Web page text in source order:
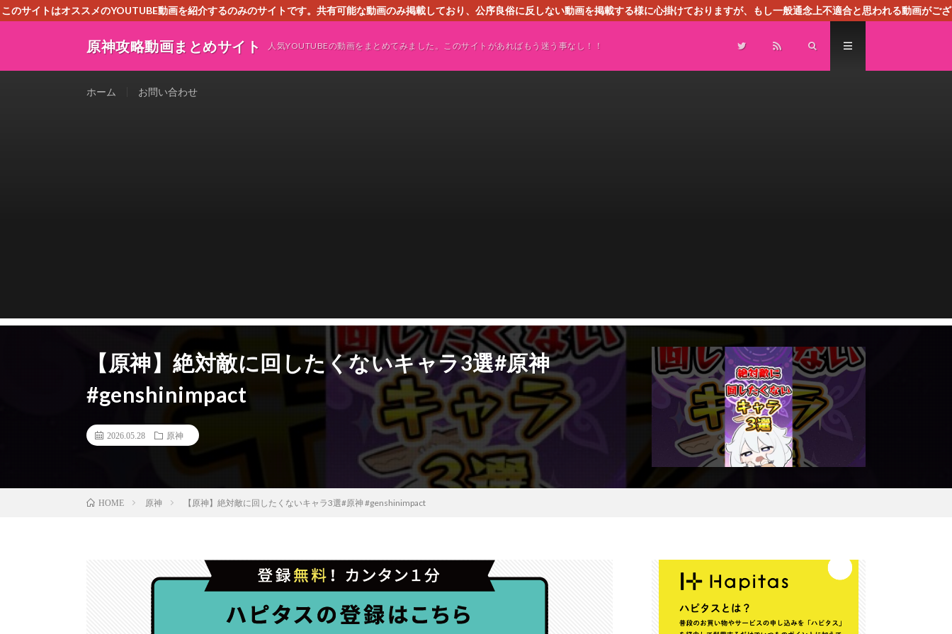
このサイトはオススメのYOUTUBE動画を紹介するのみのサイトです。共有可能な動画のみ掲載しており、公序良俗に反しない動画を掲載する様に心掛けておりますが、もし一般通念上不適合と思われる動画がござ
原神攻略動画まとめサイト 人気YOUTUBEの動画をまとめてみました。このサイトがあればもう迷う事なし！！
ホーム お問い合わせ
【原神】絶対敵に回したくないキャラ3選#原神
#genshinimpact
2026.05.28 原神
HOME 原神 【原神】絶対敵に回したくないキャラ3選#原神 #genshinimpact